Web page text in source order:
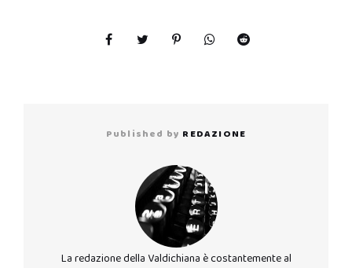
Published by REDAZIONE
La redazione della Valdichiana è costantemente al